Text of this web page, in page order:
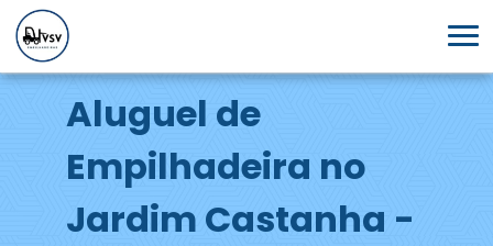
Aluguel de
Empilhadeira no
Jardim Castanha -